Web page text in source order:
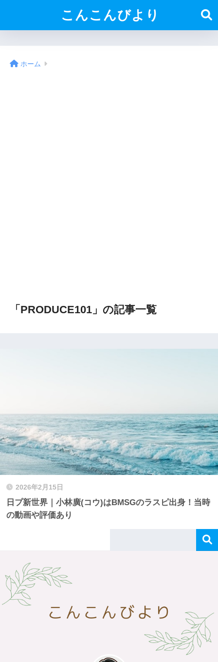
こんこんびより
ホーム
「PRODUCE101」の記事一覧
2026年2月15日
日プ新世界｜小林廣(コウ)はBMSGのラスピ出身！当時
の動画や評価あり